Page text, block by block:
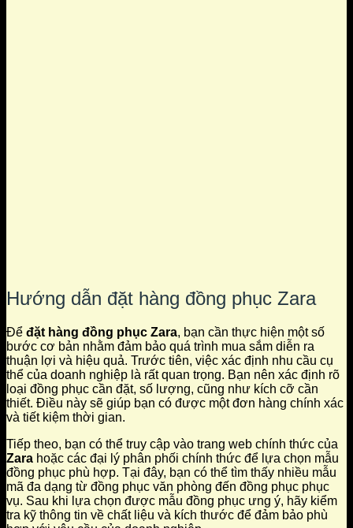
Hướng dẫn đặt hàng đồng phục Zara
Để đặt hàng đồng phục Zara, bạn cần thực hiện một số
bước cơ bản nhằm đảm bảo quá trình mua sắm diễn ra
thuận lợi và hiệu quả. Trước tiên, việc xác định nhu cầu cụ
thể của doanh nghiệp là rất quan trọng. Bạn nên xác định rõ
loại đồng phục cần đặt, số lượng, cũng như kích cỡ cần
thiết. Điều này sẽ giúp bạn có được một đơn hàng chính xác
và tiết kiệm thời gian.
Tiếp theo, bạn có thể truy cập vào trang web chính thức của
Zara hoặc các đại lý phân phối chính thức để lựa chọn mẫu
đồng phục phù hợp. Tại đây, bạn có thể tìm thấy nhiều mẫu
mã đa dạng từ đồng phục văn phòng đến đồng phục phục
vụ. Sau khi lựa chọn được mẫu đồng phục ưng ý, hãy kiểm
tra kỹ thông tin về chất liệu và kích thước để đảm bảo phù